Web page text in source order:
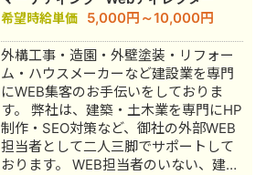
ー分野などもございますので、お気軽
にご相談ください。
希望時給単価 5,000円～10,000円
外構工事・造園・外壁塗装・リフォー
ム・ハウスメーカーなど建設業を専門
にWEB集客のお手伝いをしておりま
す。 弊社は、建築・土木業を専門にHP
制作・SEO対策など、御社の外部WEB
担当者として二人三脚でサポートして
おります。 WEB担当者のいない、建設